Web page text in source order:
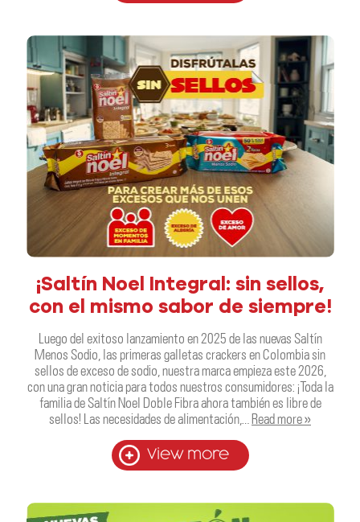
¡Saltín Noel Integral: sin sellos,
con el mismo sabor de siempre!
Luego del exitoso lanzamiento en 2025 de las nuevas Saltín
Menos Sodio, las primeras galletas crackers en Colombia sin
sellos de exceso de sodio, nuestra marca empieza este 2026,
con una gran noticia para todos nuestros consumidores: ¡Toda la
familia de Saltín Noel Doble Fibra ahora también es libre de
sellos! Las necesidades de alimentación,… Read more »
View more